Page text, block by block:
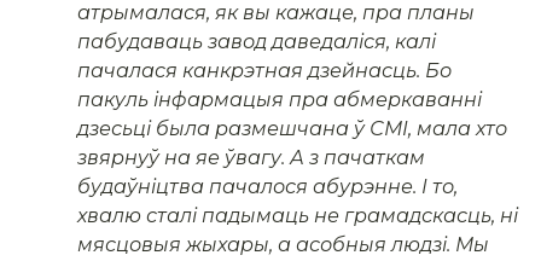
атрымалася, як вы кажаце, пра планы
пабудаваць завод даведаліся, калі
пачалася канкрэтная дзейнасць. Бо
пакуль інфармацыя пра абмеркаванні
дзесьці была размешчана ў СМІ, мала хто
звярнуў на яе ўвагу. А з пачаткам
будаўніцтва пачалося абурэнне. І то,
хвалю сталі падымаць не грамадскасць, ні
мясцовыя жыхары, а асобныя людзі. Мы